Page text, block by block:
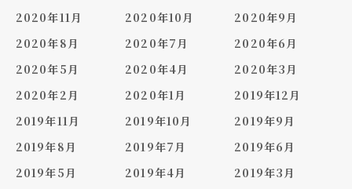
2020年11月
2020年10月
2020年9月
2020年8月
2020年7月
2020年6月
2020年5月
2020年4月
2020年3月
2020年2月
2020年1月
2019年12月
2019年11月
2019年10月
2019年9月
2019年8月
2019年7月
2019年6月
2019年5月
2019年4月
2019年3月